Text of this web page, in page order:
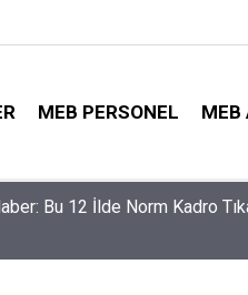
MEB PERSONEL MEB
MEB E-Sınav Görev